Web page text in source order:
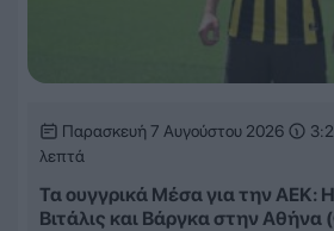
Παρασκευή 7 Αυγούστου 2026
λεπτά
Τα ουγγρικά Μέσα για την ΑΕΚ:
Βιτάλις και Βάργκα στην